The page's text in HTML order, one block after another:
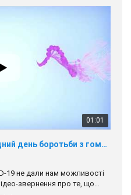
01:01
17 травня IDAHO. Міжнародний день боротьби з гомофобією трансфобією і біфобія.
19 не дали нам можливості
звернення про те, що